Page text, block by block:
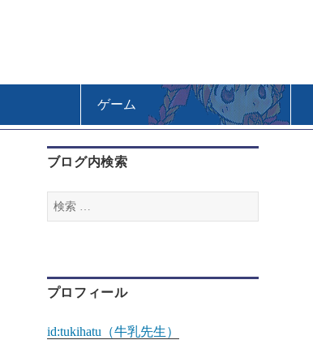
ゲーム
ブログ内検索
検
索
プロフィール
id:tukihatu（牛乳先生）